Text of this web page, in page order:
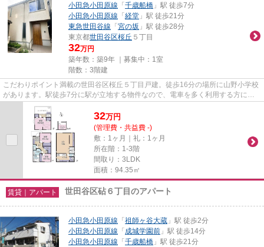
小田急小田原線 「千歳船橋 」駅 徒歩7分
小田急小田原線 「経堂 」駅 徒歩21分
東急世田谷線 「宮の坂 」駅 徒歩28分
東京都世田谷区桜丘 ５丁目
32万円
築年数：築9年 ｜募集中： 1室
階数：3階建
こだわりポイント満載の世田谷区桜丘５丁目戸建。徒歩16分の場所に山野小学校
があります。駅徒歩7分に駅が立地する物件なので、電車を多く利用する方にと
って便利です。多方面にアクセ...
32万円
(管理費・共益費 -)
敷：1ヶ月｜礼：1ヶ月
所在階：1-3階
間取り：3LDK
面積：94.35㎡
賃貸｜アパート 世田谷区砧６丁目のアパート
小田急小田原線 「祖師ヶ谷大蔵 」駅 徒歩2分
小田急小田原線 「成城学園前 」駅 徒歩14分
小田急小田原線 「千歳船橋 」駅 徒歩21分